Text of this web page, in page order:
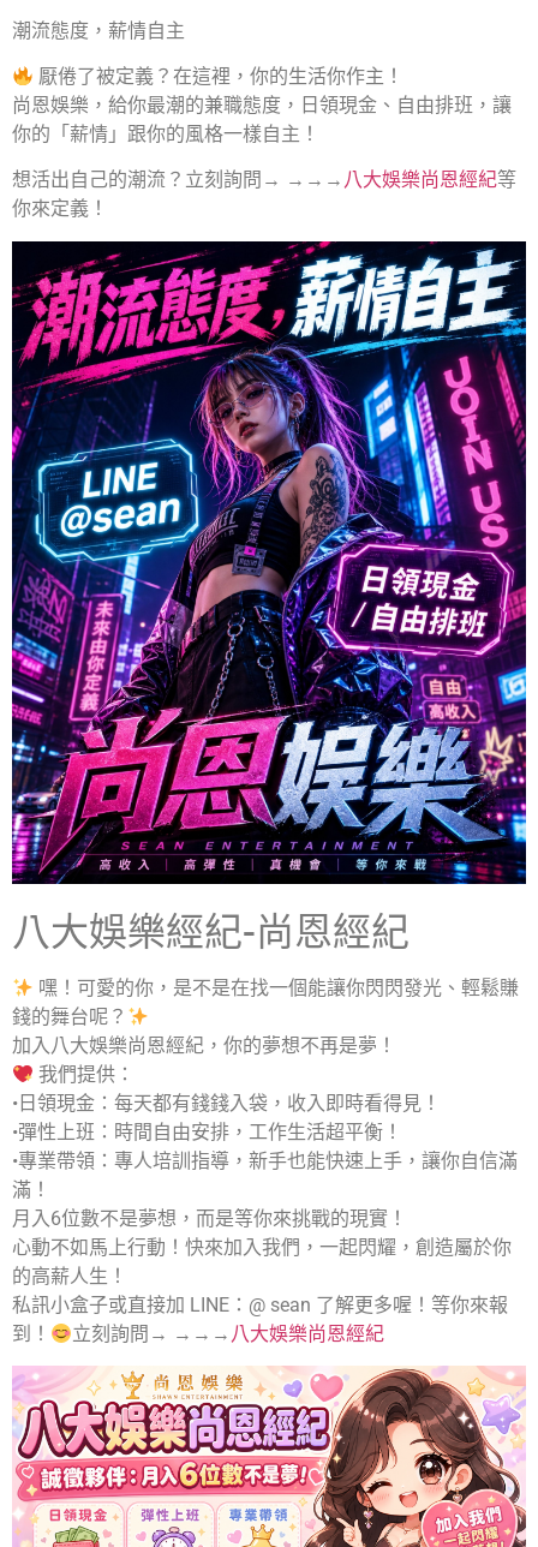
潮流態度，薪情自主
厭倦了被定義？在這裡，你的生活你作主！
尚恩娛樂，給你最潮的兼職態度，日領現金、自由排班，讓
你的「薪情」跟你的風格一樣自主！
想活出自己的潮流？立刻詢問→ →→→ 八大娛樂尚恩經紀等
你來定義！
八大娛樂經紀-尚恩經紀
嘿！可愛的你，是不是在找一個能讓你閃閃發光、輕鬆賺
錢的舞台呢？
加入八大娛樂尚恩經紀，你的夢想不再是夢！
我們提供：
•日領現金：每天都有錢錢入袋，收入即時看得見！
•彈性上班：時間自由安排，工作生活超平衡！
•專業帶領：專人培訓指導，新手也能快速上手，讓你自信滿
滿！
月入6位數不是夢想，而是等你來挑戰的現實！
心動不如馬上行動！快來加入我們，一起閃耀，創造屬於你
的高薪人生！
私訊小盒子或直接加 LINE：@ sean 了解更多喔！等你來報
到！
立刻詢問→ →→→ 八大娛樂尚恩經紀